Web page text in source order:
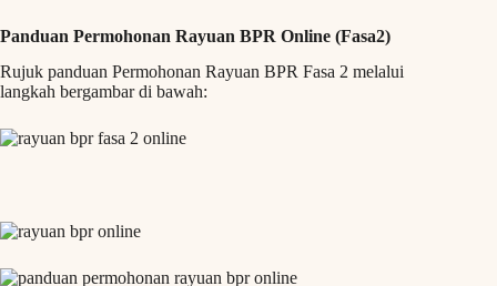
Panduan Permohonan Rayuan BPR Online (Fasa2)
Rujuk panduan Permohonan Rayuan BPR Fasa 2 melalui
langkah bergambar di bawah: